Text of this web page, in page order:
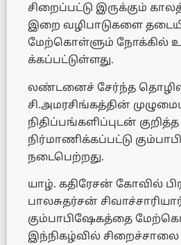
சிறைப்பட்டு இருக்கும்
இறை வழிபாடுகளை
மேற்கொள்ளும் நோக்கில்
க்கப்பட்டுள்ளது.
லண்டனைச் சேர்ந்த
சி.அமரசிங்கத்தின்
நிதிப்பங்களிப்புடன்
நிர்மாணிக்கப்பட்டு
நடைபெற்றது.
யாழ். கதிரேசன் கோவில்
பாலசுதர்சன்
கும்பாபிஷேகத்தை
இந்நிகழ்வில் சிறைச்சாலை